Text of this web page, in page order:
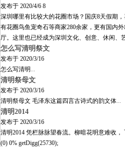
发布于 2020/4/6 8
深圳哪里有比较大的花圈市场？国庆8天假期
有花圈鸟鱼宠奇石等商家280余家，更有国内
厅。这里也已经成为深圳文化、创意、休闲、
怎么写清明祭文
发布于 2020/3/16
怎么写清明 ...
清明祭母文
发布于 2020/3/16
清明祭母文 毛泽东这篇四言古诗式的韵文体...
清明2014
发布于 2020/3/16
清明2014 凭栏脉脉望春流。柳暗花明意难收
(0) 0% getDigg(25730);